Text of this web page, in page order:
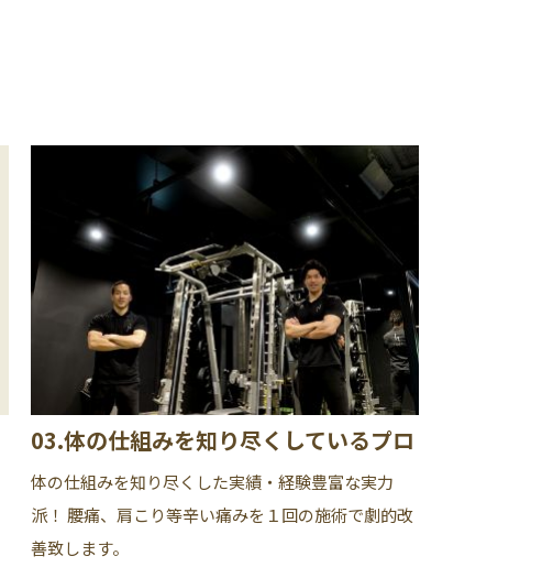
03.体の仕組みを知り尽くしているプロ
体の仕組みを知り尽くした実績・経験豊富な実力
派！ 腰痛、肩こり等辛い痛みを１回の施術で劇的改
善致します。